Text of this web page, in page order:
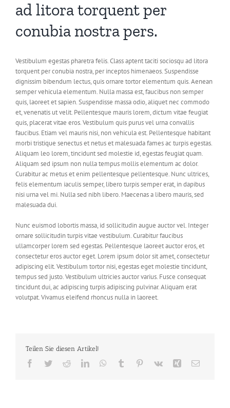
ad litora torquent per
conubia nostra pers.
Vestibulum egestas pharetra felis. Class aptent taciti sociosqu ad litora
torquent per conubia nostra, per inceptos himenaeos. Suspendisse
dignissim bibendum lectus, quis ornare tortor elementum quis. Aenean
semper vehicula elementum. Nulla massa est, faucibus non semper
quis, laoreet et sapien. Suspendisse massa odio, aliquet nec commodo
et, venenatis ut velit. Pellentesque mauris lorem, dictum vitae feugiat
quis, placerat vitae eros. Vestibulum quis purus vel urna convallis
faucibus. Etiam vel mauris nisi, non vehicula est. Pellentesque habitant
morbi tristique senectus et netus et malesuada fames ac turpis egestas.
Aliquam leo lorem, tincidunt sed molestie id, egestas feugiat quam.
Aliquam sed ipsum non nulla tempus mollis elementum ac dolor.
Curabitur ac metus et enim pellentesque pellentesque. Nunc ultrices,
felis elementum iaculis semper, libero turpis semper erat, in dapibus
nisi urna vel mi. Nulla sed nibh libero. Maecenas a libero mauris, sed
malesuada dui.
Nunc euismod lobortis massa, id sollicitudin augue auctor vel. Integer
ornare sollicitudin turpis vitae vestibulum. Curabitur faucibus
ullamcorper lorem sed egestas. Pellentesque laoreet auctor eros, et
consectetur eros auctor eget. Lorem ipsum dolor sit amet, consectetur
adipiscing elit. Vestibulum tortor nisi, egestas eget molestie tincidunt,
tempus sed justo. Vestibulum ultricies auctor varius. Fusce consequat
tincidunt dui, ac adipiscing turpis adipiscing pulvinar. Aliquam erat
volutpat. Vivamus eleifend rhoncus nulla in laoreet.
Teilen Sie diesen Artikel!
Facebook
TwitterRedditLinkedInWhatsApp
Tumblr Pinterest
Vk Xing E-